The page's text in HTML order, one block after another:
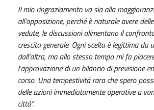
Il mio ringraziamento va sia alla
all’opposizione, perché è naturale avere
vedute, le discussioni alimentano il
crescita generale. Ogni scelta è legittima da
dall’altra, ma allo stesso tempo mi fa
l’approvazione di un bilancio di previsione
corso. Una tempestività rara che spero
delle azioni immediatamente operative a
città”.